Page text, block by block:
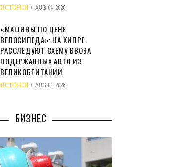
ИСТОРИИ AUG 04, 2026
«МАШИНЫ ПО ЦЕНЕ
ВЕЛОСИПЕДА»: НА КИПРЕ
РАССЛЕДУЮТ СХЕМУ ВВОЗА
ПОДЕРЖАННЫХ АВТО ИЗ
ВЕЛИКОБРИТАНИИ
ИСТОРИИ AUG 04, 2026
БИЗНЕС